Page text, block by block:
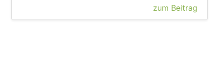
zum Beitrag